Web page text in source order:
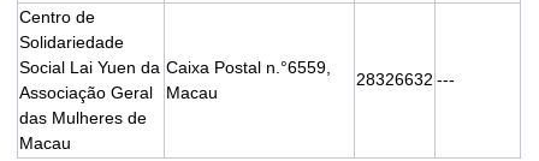
Centro de
Solidariedade
Social Lai Yuen da
Associação Geral
das Mulheres de
Macau
Caixa Postal n.°6559,
Macau
28326632 ---